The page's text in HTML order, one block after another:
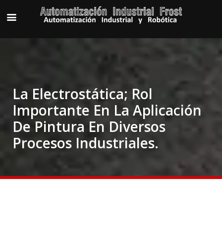
La Electrostática; Rol
Importante En La Aplicación
De Pintura En Diversos
Procesos Industriales.